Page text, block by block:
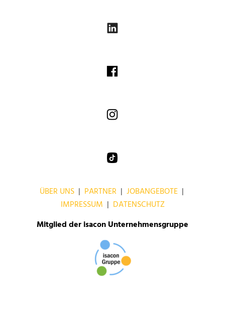
ÜBER UNS| PARTNER| JOBANGEBOTE|
IMPRESSUM | DATENSCHUTZ
Mitglied der isacon Unternehmensgruppe